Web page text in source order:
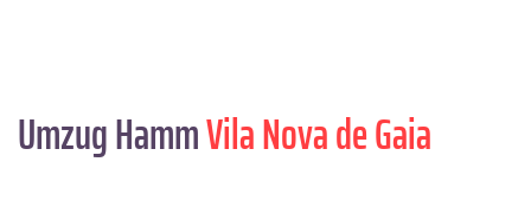
Umzug HammVila Nova de Gaia